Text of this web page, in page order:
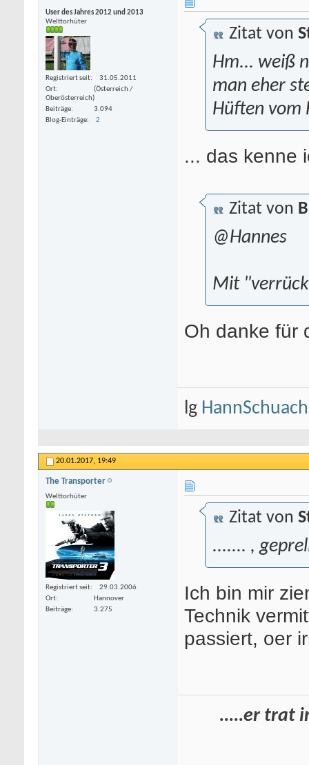
User des Jahres 2012 und 2013
Welttorhüter
Registriert seit
31.05.2011
Ort
(Österreich /
Oberösterreich)
Beiträge
3.094
Blog-Einträge
2
Zitat von
Hm... weiß
man eher
Hüften vom
... das kenne
Zitat von
@Hannes
Mit
Oh danke für
lg HannSchuach
20.01.2017, 19:49
The Transporter
Welttorhüter
Registriert seit
29.03.2006
Ort
Hannover
Beiträge
3.275
Zitat von
....... ,
Ich bin mir
Technik
passiert, oer
.....er trat